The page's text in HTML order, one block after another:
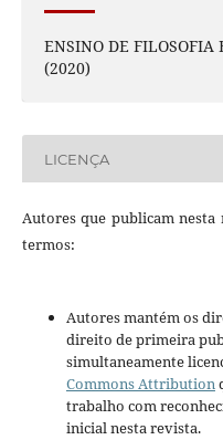
ENSINO DE FILOSOFIA
(2020)
LICENÇA
Autores que publicam nesta
termos:
Autores mantém os
direito de primeira
simultaneamente
Commons Attribution
trabalho com
inicial nesta revista.